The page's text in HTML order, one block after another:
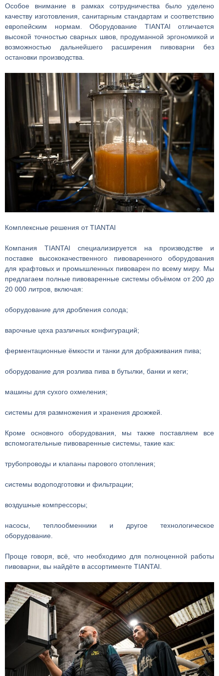
Особое внимание в рамках сотрудничества было уделено
качеству изготовления, санитарным стандартам и соответствию
европейским нормам. Оборудование TIANTAI отличается
высокой точностью сварных швов, продуманной эргономикой и
возможностью дальнейшего расширения пивоварни без
остановки производства.
Комплексные решения от TIANTAI
Компания TIANTAI специализируется на производстве и
поставке высококачественного пивоваренного оборудования
для крафтовых и промышленных пивоварен по всему миру. Мы
предлагаем полные пивоваренные системы объёмом от 200 до
20 000 литров, включая:
оборудование для дробления солода;
варочные цеха различных конфигураций;
ферментационные ёмкости и танки для дображивания пива;
оборудование для розлива пива в бутылки, банки и кеги;
машины для сухого охмеления;
системы для размножения и хранения дрожжей.
Кроме основного оборудования, мы также поставляем все
вспомогательные пивоваренные системы, такие как:
трубопроводы и клапаны парового отопления;
системы водоподготовки и фильтрации;
воздушные компрессоры;
насосы, теплообменники и другое технологическое
оборудование.
Проще говоря, всё, что необходимо для полноценной работы
пивоварни, вы найдёте в ассортименте TIANTAI.